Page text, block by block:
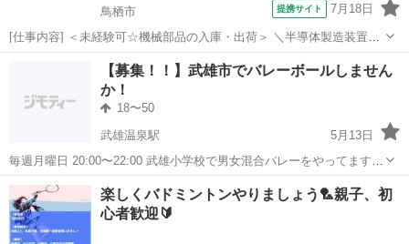
鳥栖市
提携サイト 7月18日
[仕事内容] ＜未経験可☆機械部品の入庫・出荷＞ ＼半導体製造装置な
どの産業用機械メーカーでのお仕事！／ ＜具体的には…＞ ☆入庫 ◆
部品表・図面を参照し、指示通りの部材・数量・傷を確認し保管 ◆ 保
管場所をハンディに登...
工場
【募集！！】武雄市でバレーボールしません
か！
18〜50
武雄温泉駅
5月13日
毎週月曜日 20:00〜22:00 武雄小学校で男女混合バレーをやってます。
試合に出たりするわけではないので 運動不足を解消したい方、 バレー
に興味がある初心者の方を募集しています。 もちろん経験者も募集中
です！ アッ...
佐賀 武雄市 武雄温泉駅 バレーボール バレー
楽しくバドミントンやりましょう🏸親子、初
心者歓迎🔰